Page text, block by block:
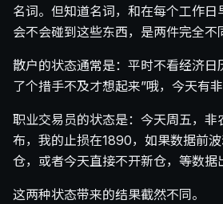
名词。但知道名词，和在每个工作日
会不会碰到这些东西，是两件完全不
散户的状态通常是：平时不看经济日
了个措手不及才想起来”哦，今天有非
职业交易员的状态是：今天周五，
布，我的止损在1890，如果数据前
仓，或者今天直接不开新仓，等数据
这两种状态带来的结果截然不同。